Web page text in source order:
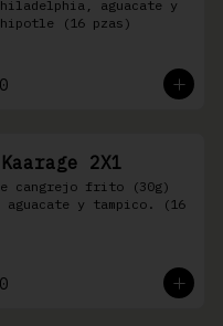
aguacate y
(16 pzas)
2X1
cangrejo frito (30g)
aguacate y tampico. (16